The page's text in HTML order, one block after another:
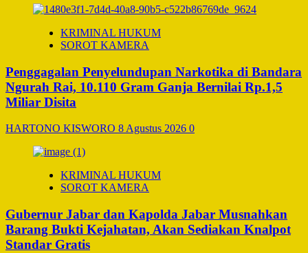
KRIMINAL HUKUM
SOROT KAMERA
Penggagalan Penyelundupan Narkotika di Bandara
Ngurah Rai, 10.110 Gram Ganja Bernilai Rp.1,5
Miliar Disita
HARTONO KISWORO 8 Agustus 2026 0
KRIMINAL HUKUM
SOROT KAMERA
Gubernur Jabar dan Kapolda Jabar Musnahkan
Barang Bukti Kejahatan, Akan Sediakan Knalpot
Standar Gratis